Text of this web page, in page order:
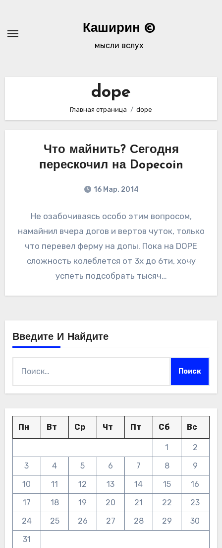
содержимому
Каширин ©
мысли вслух
dope
Главная страница dope
Что майнить? Сегодня
перескочил на Dopecoin
16 Мар. 2014
Не озабочиваясь особо этим вопросом,
намайнил вчера догов и вертов чуток, только
что перевел ферму на допы. Пока на DOPE
сложность колеблется от 3х до 6ти, хочу
успеть подсобрать тысяч…
Введите И Найдите
Пн Вт Ср Чт Пт Сб Вс
1
2
3
4 5 6 7 8
9
10
11 12 13 14 15
16
17
18 19 20 21 22
23
24
25 26 27 28 29
30
31